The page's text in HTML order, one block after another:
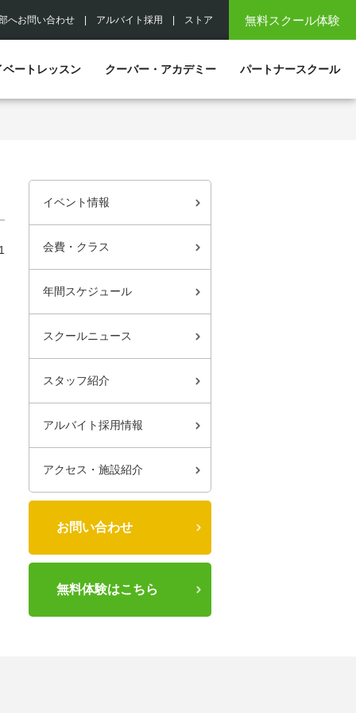
無料スクール体験
へお問い合わせ アルバイト採用 ストア
ベートレッスン クーバー・アカデミー パートナースクール
イベント情報
会費・クラス
年間スケジュール
スクールニュース
スタッフ紹介
アルバイト採用情報
アクセス・施設紹介
お問い合わせ
無料体験はこちら